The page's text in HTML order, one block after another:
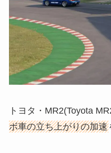
トヨタ・MR2(Toyota
ボ車の立ち上がりの加速